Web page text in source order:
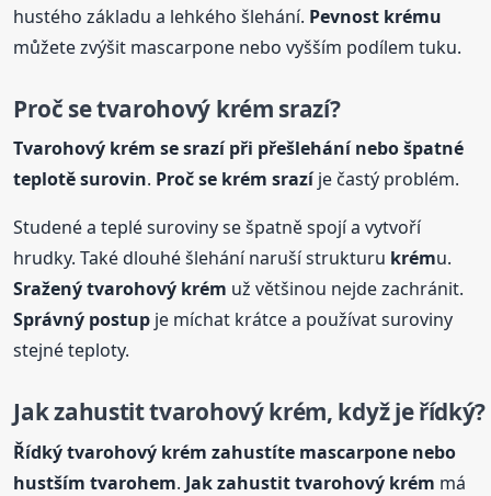
hustého základu a lehkého šlehání. Pevnost krému
můžete zvýšit mascarpone nebo vyšším podílem tuku.
Proč se tvarohový krém srazí?
Tvarohový krém se srazí při přešlehání nebo špatné
teplotě surovin. Proč se krém srazíje častý problém.
Studené a teplé suroviny se špatně spojí a vytvoří
hrudky. Také dlouhé šlehání naruší strukturu krému.
Sražený tvarohový krém už většinou nejde zachránit.
Správný postup je míchat krátce a používat suroviny
stejné teploty.
Jak zahustit tvarohovýkrém, když je řídký?
Řídký tvarohový krém zahustíte mascarpone nebo
hustším tvarohem. Jak zahustit tvarohový krém má